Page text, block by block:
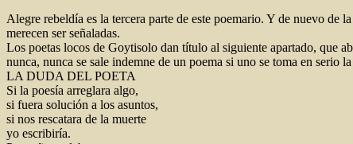
Alegre rebeldía es la tercera parte de este poemario. Y de nuevo de
merecen ser señaladas.
Los poetas locos de Goytisolo dan título al siguiente apartado, que
nunca, nunca se sale indemne de un poema si uno se toma en serio
LA DUDA DEL POETA
Si la poesía arreglara algo,
si fuera solución a los asuntos,
si nos rescatara de la muerte
yo escribiría.